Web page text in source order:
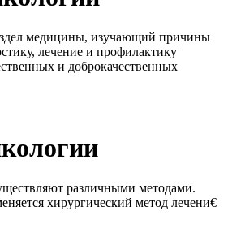
медицины, изучающий причины
лечение и профилактику
и доброкачественных
различными методами.
хирургический метод лечени€